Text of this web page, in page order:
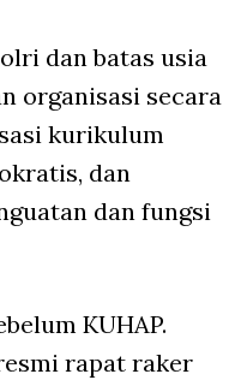
dan batas usia
organisasi secara
kurikulum
dan
dan fungsi
KUHAP.
rapat raker